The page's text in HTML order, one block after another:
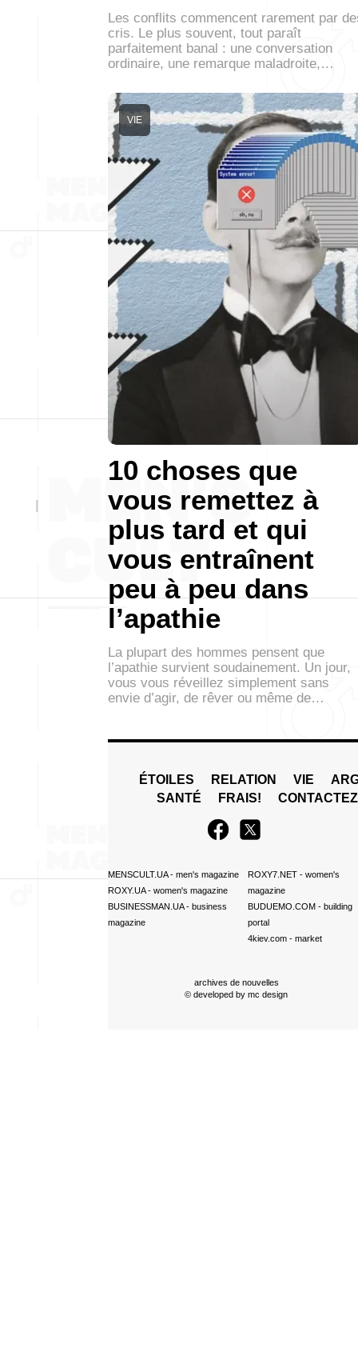
Les conflits commencent rarement par
cris. Le plus souvent, tout paraît
parfaitement banal : une conversation
ordinaire, une remarque maladroite,…
10 choses que
vous remettez à
plus tard et qui
vous entraînent
peu à peu dans
l’apathie
VIE
La plupart des hommes pensent que
l’apathie survient soudainement. Un jour,
vous vous réveillez simplement sans
envie d’agir, de rêver ou même de…
ÉTOILES RELATION VIE
SANTÉ
FRAIS!
MENSCULT.UA- men's magazine
ROXY.UA- women's magazine
BUSINESSMAN.UA- business
magazine
ROXY7.NET- women's
magazine
BUDUEMO.COM- building
portal
4kiev.com- market
archives de nouvelles
© developed by mc design